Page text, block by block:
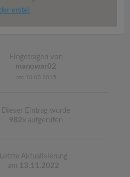
erste!
Eingetragen von
manowar02
am 10.08.2015
Dieser Eintrag wurde
982x aufgerufen
Letzte Aktualisierung
am 13.11.2022